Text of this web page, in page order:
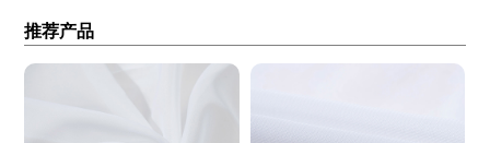
推荐产品